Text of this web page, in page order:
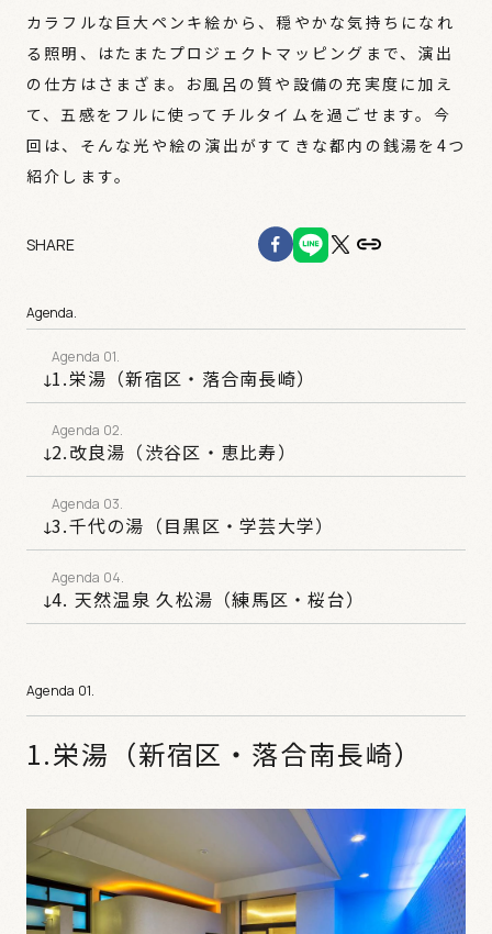
カラフルな巨大ペンキ絵から、穏やかな気持ちになれ
る照明、はたまたプロジェクトマッピングまで、演出
の仕方はさまざま。お風呂の質や設備の充実度に加え
て、五感をフルに使ってチルタイムを過ごせます。今
回は、そんな光や絵の演出がすてきな都内の銭湯を4つ
紹介します。
SHARE
Agenda.
1.栄湯（新宿区・落合南長崎）
2.改良湯（渋谷区・恵比寿）
3.千代の湯（目黒区・学芸大学）
4. 天然温泉 久松湯（練馬区・桜台）
1.栄湯（新宿区・落合南長崎）